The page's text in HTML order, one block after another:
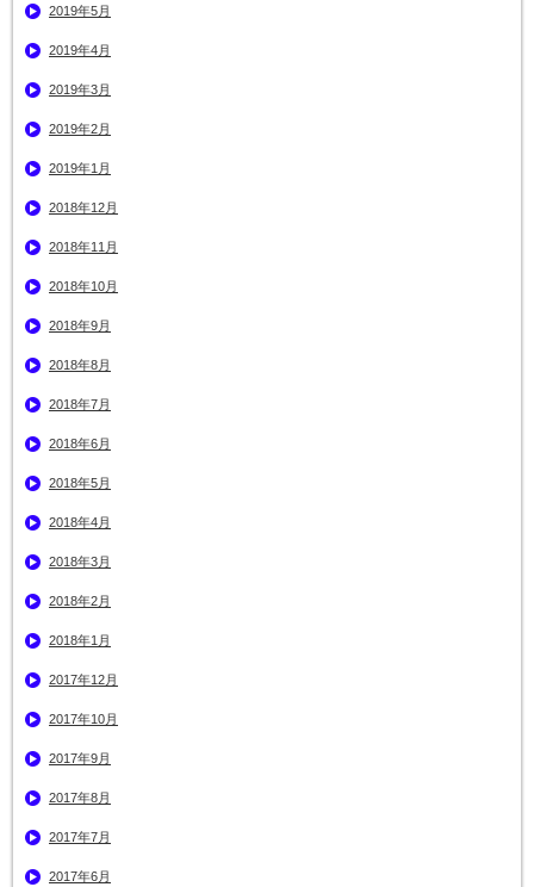
2019年5月
2019年4月
2019年3月
2019年2月
2019年1月
2018年12月
2018年11月
2018年10月
2018年9月
2018年8月
2018年7月
2018年6月
2018年5月
2018年4月
2018年3月
2018年2月
2018年1月
2017年12月
2017年10月
2017年9月
2017年8月
2017年7月
2017年6月